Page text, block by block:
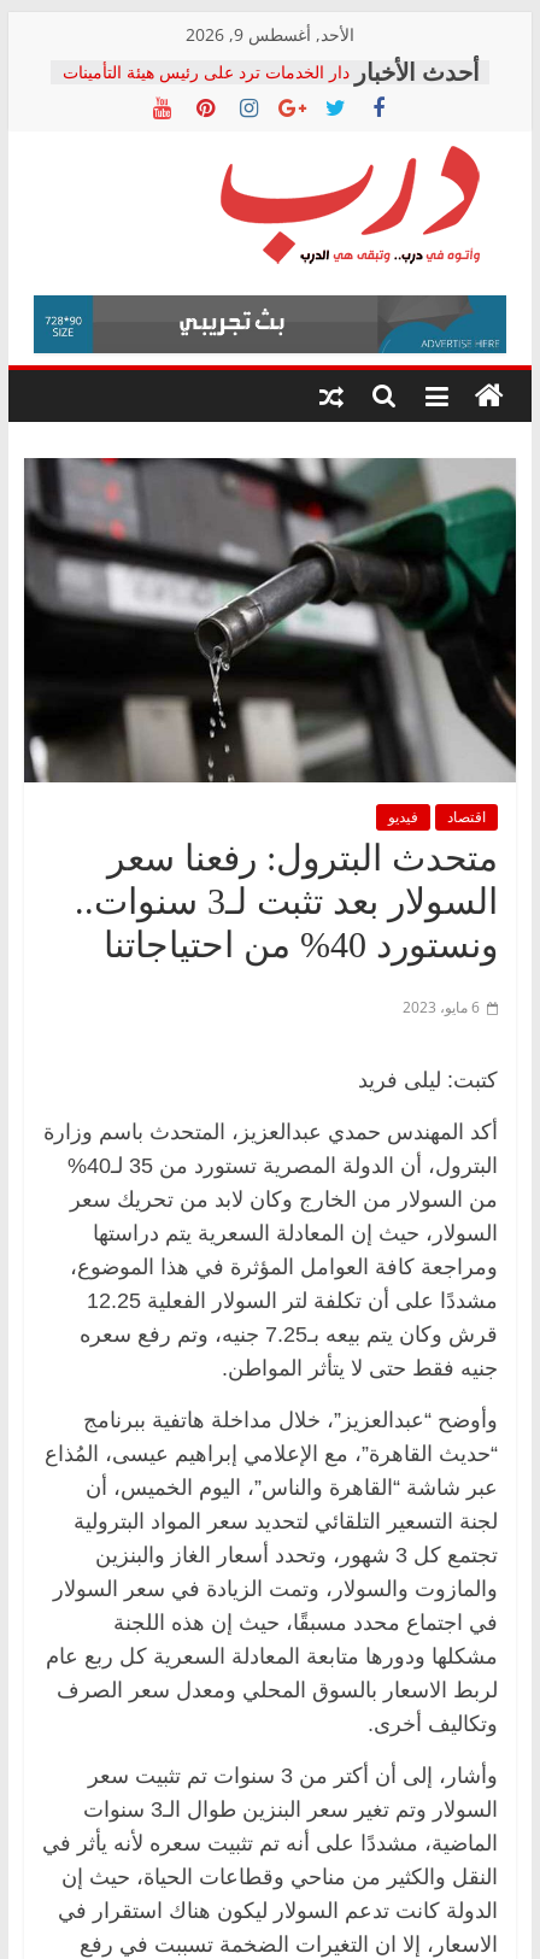
content
الأحد, أغسطس 9, 2026
دار الخدمات ترد على رئيس هيئة التأمينات
بعد مؤتمره الصحفي: إنكار الأزمة لا ينهي
معاناة أصحاب المعاشات.. ونطالب بكشف
فرحات سليمان يكتب: القطاع الصحي إلى
أين؟
حزب التحالف الشعبي يطلق لجنة “الحق
في الصحة” بالإسكندرية لرصد الانتهاكات
ودعم المرضى
الوزاري لمدينة الصحفيين.. وانتهاء أعمال
إنشاء المبنى الإداري
المجلس القومي لحقوق الإنسان يعلن
متابعة قضية الدكتور محمد زهران.. ويؤكد:
قرينة البراءة وضمانات المحاكمة العادلة
درب
وأتوه
درب..
وتبقى
هي
اقتصاد فيديو
متحدث البترول: رفعنا سعر
السولار بعد تثبت لـ3 سنوات..
ونستورد 40% من احتياجاتنا
6 مايو، 2023
كتبت: ليلى فريد
أكد المهندس حمدي عبدالعزيز، المتحدث باسم وزارة
البترول، أن الدولة المصرية تستورد من 35 لـ40%
من السولار من الخارج وكان لابد من تحريك سعر
السولار، حيث إن المعادلة السعرية يتم دراستها
ومراجعة كافة العوامل المؤثرة في هذا الموضوع،
مشددًا على أن تكلفة لتر السولار الفعلية 12.25
قرش وكان يتم بيعه بـ7.25 جنيه، وتم رفع سعره
جنيه فقط حتى لا يتأثر المواطن.
وأوضح “عبدالعزيز”، خلال مداخلة هاتفية ببرنامج
“حديث القاهرة”، مع الإعلامي إبراهيم عيسى، المُذاع
عبر شاشة “القاهرة والناس”، اليوم الخميس، أن
لجنة التسعير التلقائي لتحديد سعر المواد البترولية
تجتمع كل 3 شهور، وتحدد أسعار الغاز والبنزين
والمازوت والسولار، وتمت الزيادة في سعر السولار
في اجتماع محدد مسبقًا، حيث إن هذه اللجنة
مشكلها ودورها متابعة المعادلة السعرية كل ربع عام
لربط الاسعار بالسوق المحلي ومعدل سعر الصرف
وتكاليف أخرى.
وأشار، إلى أن أكتر من 3 سنوات تم تثبيت سعر
السولار وتم تغير سعر البنزين طوال الـ3 سنوات
الماضية، مشددًا على أنه تم تثبيت سعره لأنه يأثر في
النقل والكثير من مناحي وقطاعات الحياة، حيث إن
الدولة كانت تدعم السولار ليكون هناك استقرار في
الاسعار، إلا ان التغيرات الضخمة تسببت في رفع